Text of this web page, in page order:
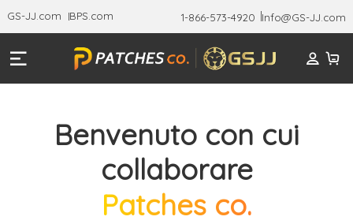
GS-JJ.com BPS.com 1-866-573-4920 Info@GS-JJ.com
Benvenuto con cui
collaborare
Patches co.